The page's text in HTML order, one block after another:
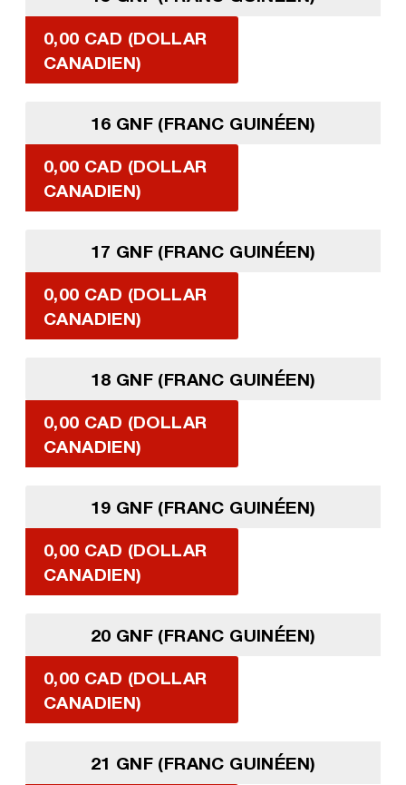
0,00 CAD (DOLLAR
CANADIEN)
16 GNF (FRANC GUINÉEN)
0,00 CAD (DOLLAR
CANADIEN)
17 GNF (FRANC GUINÉEN)
0,00 CAD (DOLLAR
CANADIEN)
18 GNF (FRANC GUINÉEN)
0,00 CAD (DOLLAR
CANADIEN)
19 GNF (FRANC GUINÉEN)
0,00 CAD (DOLLAR
CANADIEN)
20 GNF (FRANC GUINÉEN)
0,00 CAD (DOLLAR
CANADIEN)
21 GNF (FRANC GUINÉEN)